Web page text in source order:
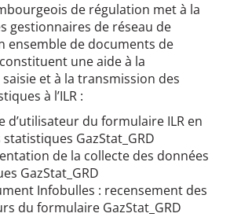
de régulation met à la
gestionnaires de réseau de
ensemble de documents de
une aide à la
et à la transmission des
à l’ILR :
d’utilisateur du formulaire ILR en
GazStat_GRD
de la collecte des données
GazStat_GRD
Infobulles : recensement des
du formulaire GazStat_GRD